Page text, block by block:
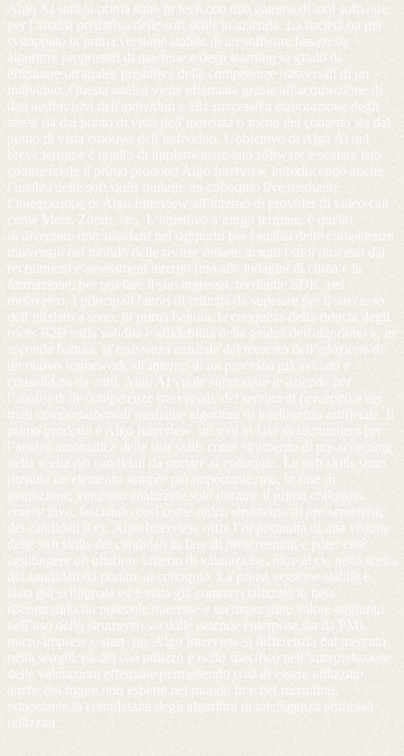
Algo AI sarà la prima suite hr tech con una gamma di tool software
per l’analisi predittiva delle soft skills in azienda. La società ha già
sviluppato la prima versione stabile di un software basato su
algoritmi proprietari di machine e deep learning in grado di
effettuare un'analisi predittiva delle competenze trasversali di un
individuo. Questa analisi viene effettuata grazie all’acquisizione di
dati audiovisivi dell'individuo e alla successiva elaborazione degli
stessi sia dal punto di vista dell’inerenza o meno del contesto sia dal
punto di vista emotivo dell’individuo. L'obiettivo di Algo Ai nel
breve termine è quello di implementare lato software e scalare lato
commerciale il primo prodotto Algo Interview introducendo anche
l’analisi delle soft skills durante un colloquio live mediante
l’integrazione di Algo Interview all’interno di provider di video call
come Meet, Zoom, etc.. L’obiettivo a lungo termine, è quello
di diventare uno standard nel supporto per l'analisi delle competenze
trasversali nel mondo delle risorse umane in tutti i suoi processi dal
recruitment e assessment interno fino alle indagini di clima e la
formazione, per poi fare il suo ingresso, mediante SDK, nel
metaverso. I principali fattori di criticità da superare per il successo
dell’iniziativa sono, in prima battuta, la conquista della fiducia degli
users B2B sulla validità e affidabilità delle analisi dell'algoritmo e, in
seconda battuta, la resistenza naturale del mercato dell’adozione di
un nuovo framework all’interno di un processo già avviato e
consolidato da anni. Algo AI vuole supportare le aziende per
l’analisi delle competenze trasversali, del sentiment percepito e dei
tratti comportamentali mediante algoritmi di intelligenza artificiale. Il
primo prodotto è Algo Interview: un tool in fase di recruitment per
l’analisi automatica delle soft skills come strumento di pre-screening
nella scelta dei candidati da portare al colloquio. Le soft skills sono
ritenute un elemento sempre più importante, ma, in fase di
assunzione, vengono analizzate solo durante il primo colloquio
conoscitivo, lasciando così come unico strumento di pre-screening
dei candidati il cv. Algo Interview offre l’opportunità di una visione
delle soft skills dei candidati in fase di prescreening e poter così
aggiungere un ulteriore criterio di valutazione, oltre al cv, nella scelta
dei candidati da portare al colloquio. La prima versione stabile è
stata già sviluppata ed è stata già commercializzata in beta,
riscontrando un notevole interesse e un importante valore aggiunto
nell’uso dello strumento sia dalle aziende enterprise sia da PMI,
micro imprese e start- up. Algo Interview si differenzia dal mercato
nella semplicità del suo utilizzo e nello specifico nell’interpretazione
delle valutazioni effettuate permettendo così di essere utilizzato
anche dai figure non esperte nel mondo hr e nel recruiting,
nonostante la complessità degli algoritmi di intelligenza artificiali
utilizzati.